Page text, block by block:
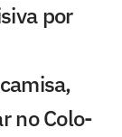
por
no Colo-